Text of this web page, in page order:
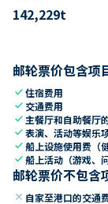
142,229t
邮轮票价包含项
check住宿费用
check 交通费用
check 主餐厅和自助餐厅
check表演、活动等娱乐
check船上设施使用费（
check船上活动（游戏、
邮轮票价不包含
close 自家至港口的交通